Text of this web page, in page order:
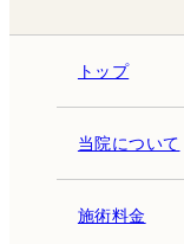
トップ
当院について
施術料金